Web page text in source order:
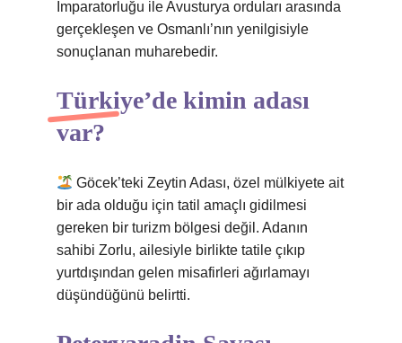
İmparatorluğu ile Avusturya orduları arasında
gerçekleşen ve Osmanlı’nın yenilgisiyle
sonuçlanan muharebedir.
Türkiye’de kimin adası
var?
Göcek’teki Zeytin Adası, özel mülkiyete ait
bir ada olduğu için tatil amaçlı gidilmesi
gereken bir turizm bölgesi değil. Adanın
sahibi Zorlu, ailesiyle birlikte tatile çıkıp
yurtdışından gelen misafirleri ağırlamayı
düşündüğünü belirtti.